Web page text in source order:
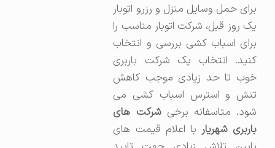
برای حمل وسایل منزل و رزرو اتوبار
یک روز قبل، شرکت اتوبار مناسب را
برای اسباب کشی بررسی و انتخاب
کنید. انتخاب یک شرکت باربری
خوب تا حد زیادی موجب کاهش
تنش و استرس اسباب کشی می
شود. متاسفانه برخیشرکت های
باربری شهریاربا اعلام قیمت های